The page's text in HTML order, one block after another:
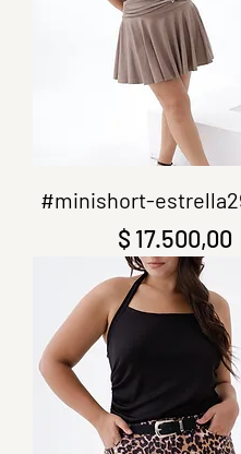
#minishort-
Precio
$ 17.500,00